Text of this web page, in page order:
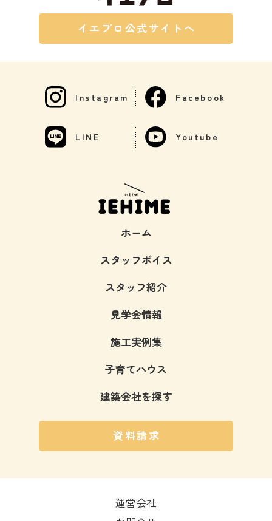
イエプロ公式サイトへ
ホーム
スタッフボイス
スタッフ紹介
見学会情報
施工実例集
子育てハウス
建築会社を探す
資料請求
Instagram Facebook
LINE Youtube
運営会社